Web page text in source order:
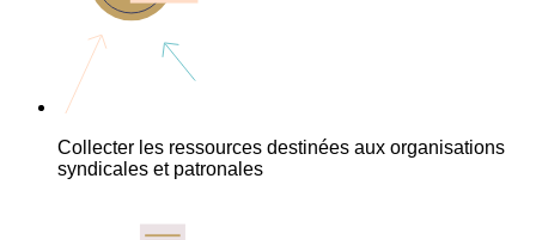
Collecter les ressources destinées aux organisations
syndicales et patronales